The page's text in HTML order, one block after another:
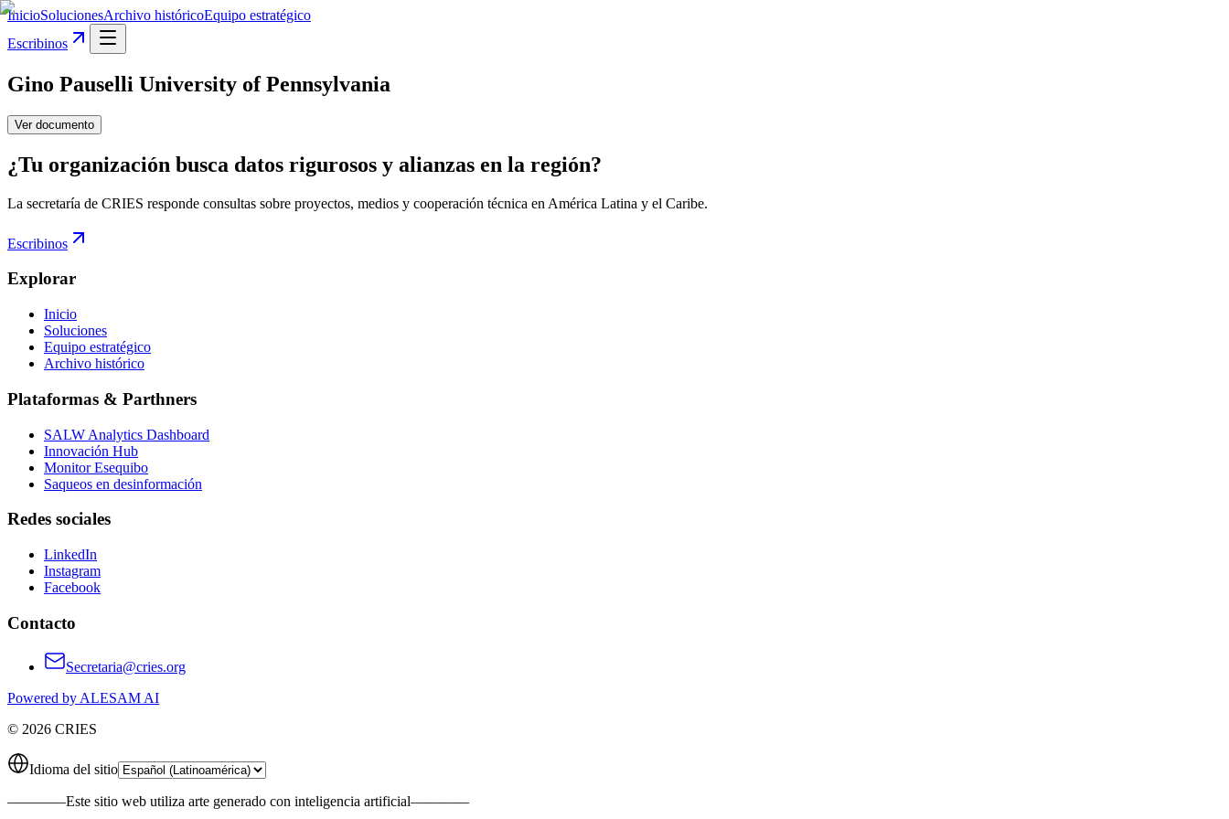
InicioSolucionesArchivo históricoEquipo estratégico
Escribinos
Gino Pauselli University of Pennsylvania
Ver documento
¿Tu organización busca datos rigurosos y alianzas en la región?
La secretaría de CRIES responde consultas sobre proyectos, medios y cooperación técnica en América Latina y el Caribe.
Escribinos
Explorar
Inicio
Soluciones
Equipo estratégico
Archivo histórico
Plataformas & Parthners
SALW Analytics Dashboard
Innovación Hub
Monitor Esequibo
Saqueos en desinformación
Redes sociales
LinkedIn
Instagram
Facebook
Contacto
Secretaria@cries.org
Powered by ALESAM AI
© 2026 CRIES
Idioma del sitio
————Este sitio web utiliza arte generado con inteligencia artificial————